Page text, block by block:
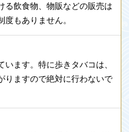
る飲食物、物販などの販売は
もありません。
ます。特に歩きタバコは、
りますので絶対に行わないで